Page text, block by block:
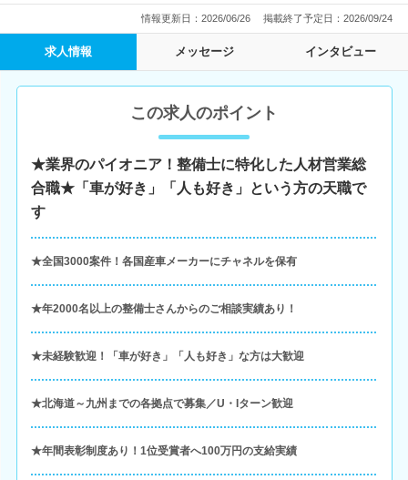
情報更新日：2026/06/26 掲載終了予定日：2026/09/24
求人情報 メッセージ インタビュー
この求人のポイント
★業界のパイオニア！整備士に特化した人材営業総
合職★「車が好き」「人も好き」という方の天職で
す
★全国3000案件！各国産車メーカーにチャネルを保有
★年2000名以上の整備士さんからのご相談実績あり！
★未経験歓迎！「車が好き」「人も好き」な方は大歓迎
★北海道～九州までの各拠点で募集／U・Iターン歓迎
★年間表彰制度あり！1位受賞者へ100万円の支給実績